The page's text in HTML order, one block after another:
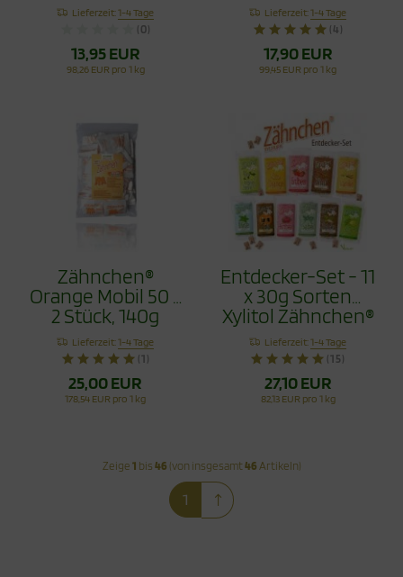
Lieferzeit:1-4 Tage
(0)
13,95 EUR
98,26 EUR pro 1 kg
Lieferzeit:1-4 Tage
(4)
17,90 EUR
99,45 EUR pro 1 kg
Zähnchen®
Orange Mobil 50 x
2 Stück, 140g
Lieferzeit:1-4 Tage
(1)
25,00 EUR
178,54 EUR pro 1 kg
Entdecker-Set - 11
x 30g Sorten
Xylitol Zähnchen®
330g
Lieferzeit:1-4 Tage
(15)
27,10 EUR
82,13 EUR pro 1 kg
Zeige 1 bis 46 (von insgesamt46 Artikeln)
1